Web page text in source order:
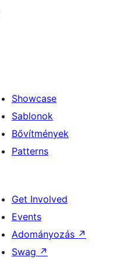
Showcase
Sablonok
Bővítmények
Patterns
Get Involved
Events
Adományozás ↗
Swag ↗